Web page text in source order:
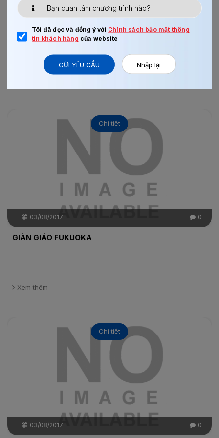
03/08/2017
HOÀN THIỆN NỘI THẤT KANAGAWA
03/08/2017 0
Chi tiết
GIÀN GIÁO FUKUOKA
Xem thêm
03/08/2017 0
Chi tiết
Tôi đã đọc và đồng ý với Chính sách bảo mật thông
tin khách hàng của website
GỬI YÊU CẦU Nhập lại